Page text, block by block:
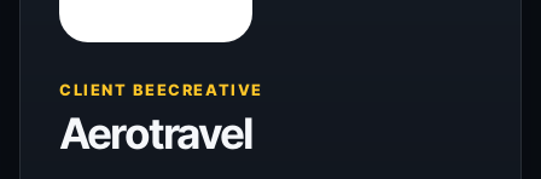
CLIENT BEECREATIVE
Aerotravel